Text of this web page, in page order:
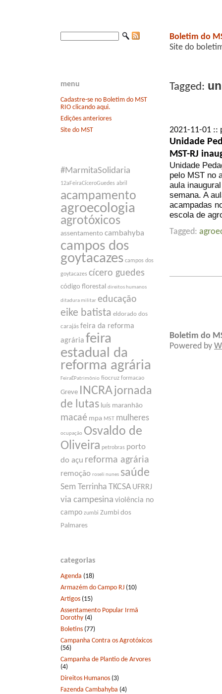
menu
Cadastre-se no Boletim do MST
RIO clicando aqui.
Edições anteriores
Site do MST
#MarmitaSolidaria
12aFeiraCíceroGuedes abril
acampamento
agroecologia
agrotóxicos
assentamento cambahyba
campos dos
goytacazes campos dos
goytacazes cícero guedes
código florestal direitos humanos
ditadura militar educação
eike batista eldorado dos
carajás feira da reforma
agrária feira
estadual da
reforma agrária
FeiraÉPatrimônio fiocruz formacao
Greve INCRA jornada
de lutas luís maranhão
macaé mpa MST mulheres
ocupação Osvaldo de
Oliveira petrobras porto
do açu reforma agrária
remoção roseli nunes saúde
Sem Terrinha TKCSA UFRRJ
via campesina violência no
campo zumbi Zumbi dos
Palmares
categorias
Agenda (18)
Armazém do Campo RJ (10)
Artigos (15)
Assentamento Popular Irmã
Dorothy (4)
Boletins (77)
Campanha Contra os Agrotóxicos
(56)
Campanha de Plantio de Arvores
(4)
Direitos Humanos (3)
Fazenda Cambahyba (4)
Boletim do
Site do
Tagged:
2021-11-01
Unidade
MST-RJ
Unidade
pelo MST no
aula
semana. A
acampadas
escola de
Tagged:
Boletim do
Powered by